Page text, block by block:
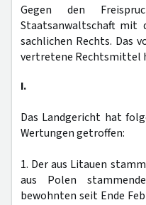
Gegen den
Staatsanwaltschaft mit
sachlichen Rechts. Das
vertretene Rechtsmittel
I.
Das Landgericht hat
Wertungen getroffen:
1. Der aus Litauen
aus Polen
bewohnten seit Ende